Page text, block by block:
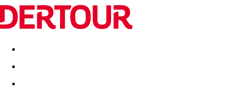
Destinatii Vacanta perfecta OFERTE DE NERATAT